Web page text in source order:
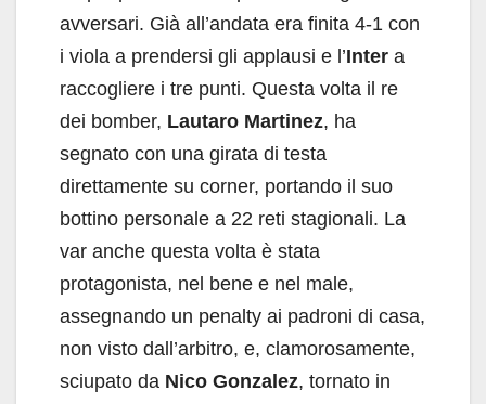
avversari. Già all’andata era finita 4-1 con
i viola a prendersi gli applausi e l’Inter a
raccogliere i tre punti. Questa volta il re
dei bomber, Lautaro Martinez, ha
segnato con una girata di testa
direttamente su corner, portando il suo
bottino personale a 22 reti stagionali. La
var anche questa volta è stata
protagonista, nel bene e nel male,
assegnando un penalty ai padroni di casa,
non visto dall’arbitro, e, clamorosamente,
sciupato da Nico Gonzalez, tornato in